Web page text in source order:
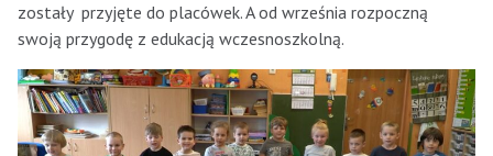
zostały przyjęte do placówek. A od września rozpoczną
swoją przygodę z edukacją wczesnoszkolną.